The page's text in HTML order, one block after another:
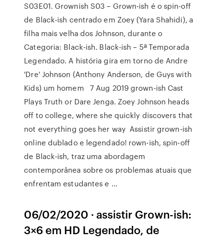
S03E01. Grownish S03 – Grown-ish é o spin-off
de Black-ish centrado em Zoey (Yara Shahidi), a
filha mais velha dos Johnson, durante o
Categoria: Black-ish. Black-ish – 5ª Temporada
Legendado. A história gira em torno de Andre
'Dre' Johnson (Anthony Anderson, de Guys with
Kids) um homem 7 Aug 2019 grown-ish Cast
Plays Truth or Dare Jenga. Zoey Johnson heads
off to college, where she quickly discovers that
not everything goes her way Assistir grown-ish
online dublado e legendado! rown-ish, spin-off
de Black-ish, traz uma abordagem
contemporânea sobre os problemas atuais que
enfrentam estudantes e …
06/02/2020 · assistir Grown-ish:
3×6 em HD Legendado, de